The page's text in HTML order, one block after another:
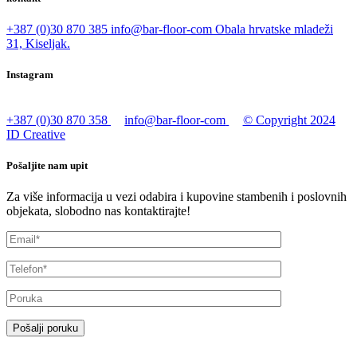
+387 (0)30 870 385 info@bar-floor-com Obala hrvatske mladeži
31, Kiseljak.
Instagram
+387 (0)30 870 358 info@bar-floor-com
© Copyright 2024
ID Creative
Pošaljite nam upit
Za više informacija u vezi odabira i kupovine stambenih i poslovnih
objekata, slobodno nas kontaktirajte!
Pošalji poruku